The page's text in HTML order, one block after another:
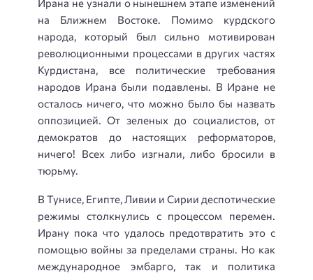
Ирана не узнали о нынешнем этапе изменений
на Ближнем Востоке. Помимо курдского
народа, который был сильно мотивирован
революционными процессами в других частях
Курдистана, все политические требования
народов Ирана были подавлены. В Иране не
осталось ничего, что можно было бы назвать
оппозицией. От зеленых до социалистов, от
демократов до настоящих реформаторов,
ничего! Всех либо изгнали, либо бросили в
тюрьму.
В Тунисе, Египте, Ливии и Сирии деспотические
режимы столкнулись с процессом перемен.
Ирану пока что удалось предотвратить это с
помощью войны за пределами страны. Но как
международное эмбарго, так и политика